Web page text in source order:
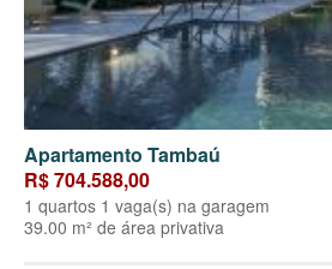
Apartamento Tambaú
R$ 704.588,00
1 quartos 1 vaga(s) na garagem
39.00 m² de área privativa